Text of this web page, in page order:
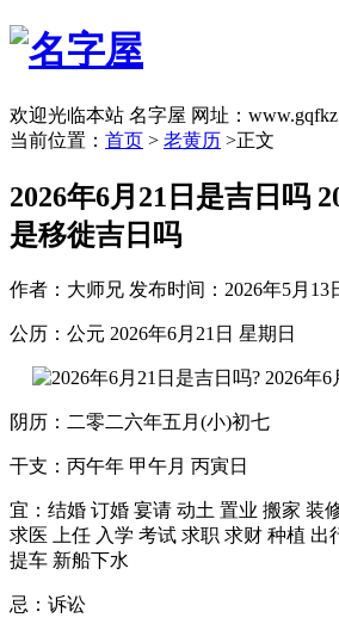
欢迎光临本站 名字屋 网址：
当前位置： 首页 > 老黄历 >正文
2026年6月21日是吉日吗
是移徙吉日吗
作者：大师兄 发布时间：2026年5月13
公历：公元 2026年6月21日 星期日
阴历：二零二六年五月(小)初七
干支：丙午年 甲午月 丙寅日
宜：结婚 订婚 宴请 动土 置业 搬家 装
求医 上任 入学 考试 求职 求财 种植 出
提车 新船下水
忌：诉讼